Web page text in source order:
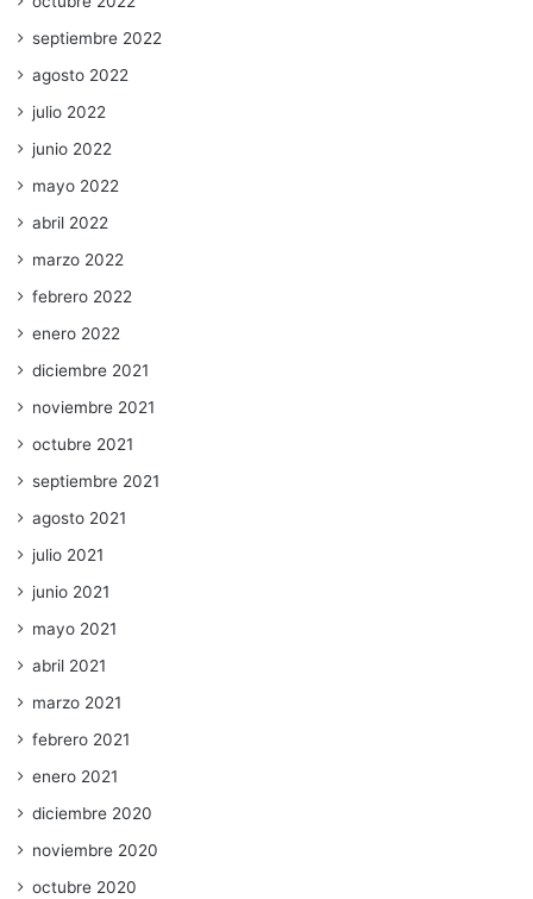
septiembre 2022
agosto 2022
julio 2022
junio 2022
mayo 2022
abril 2022
marzo 2022
febrero 2022
enero 2022
diciembre 2021
noviembre 2021
octubre 2021
septiembre 2021
agosto 2021
julio 2021
junio 2021
mayo 2021
abril 2021
marzo 2021
febrero 2021
enero 2021
diciembre 2020
noviembre 2020
octubre 2020